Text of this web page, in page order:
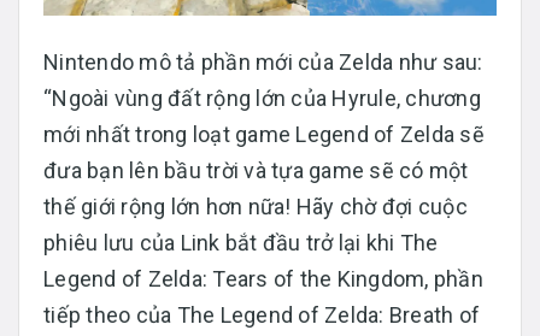
Nintendo mô tả phần mới của Zelda như sau:
“Ngoài vùng đất rộng lớn của Hyrule, chương
mới nhất trong loạt game Legend of Zelda sẽ
đưa bạn lên bầu trời và tựa game sẽ có một
thế giới rộng lớn hơn nữa! Hãy chờ đợi cuộc
phiêu lưu của Link bắt đầu trở lại khi The
Legend of Zelda: Tears of the Kingdom, phần
tiếp theo của The Legend of Zelda: Breath of